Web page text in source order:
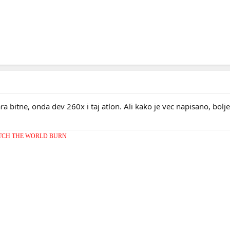
bitne, onda dev 260x i taj atlon. Ali kako je vec napisano,
THE WORLD BURN